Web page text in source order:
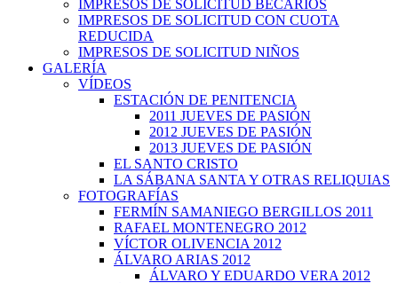
IMPRESOS DE SOLICITUD BECARIOS
IMPRESOS DE SOLICITUD CON CUOTA
REDUCIDA
IMPRESOS DE SOLICITUD NIÑOS
GALERÍA
VÍDEOS
ESTACIÓN DE PENITENCIA
2011 JUEVES DE PASIÓN
2012 JUEVES DE PASIÓN
2013 JUEVES DE PASIÓN
EL SANTO CRISTO
LA SÁBANA SANTA Y OTRAS RELIQUIAS
FOTOGRAFÍAS
FERMÍN SAMANIEGO BERGILLOS 2011
RAFAEL MONTENEGRO 2012
VÍCTOR OLIVENCIA 2012
ÁLVARO ARIAS 2012
ÁLVARO Y EDUARDO VERA 2012